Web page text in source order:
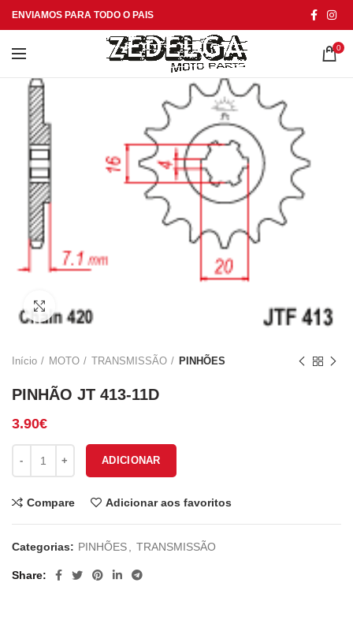
ENVIAMOS PARA TODO O PAIS
0
Click to enlarge
Início MOTO TRANSMISSÃO PINHÕES
PINHÃO JT 413-11D
3.90€
ADICIONAR
Compare Adicionar aos favoritos
Categorias: PINHÕES TRANSMISSÃO
Share